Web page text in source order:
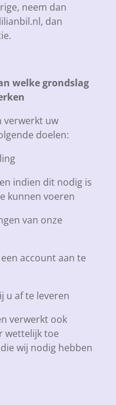
neem dan
dan
welke grondslag
verwerkt uw
doelen:
indien dit nodig is
kunnen voeren
van onze
account aan te
u af te leveren
verwerkt ook
wettelijk toe
wij nodig hebben